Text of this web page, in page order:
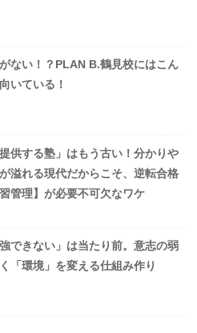
ない！？PLAN B.鶴見校にはこん
いている！
提供する塾」はもう古い！分かりや
溢れる現代だからこそ、逆転合格
管理】が必要不可欠なワケ
強できない」は当たり前。意志の弱
「環境」を変える仕組み作り